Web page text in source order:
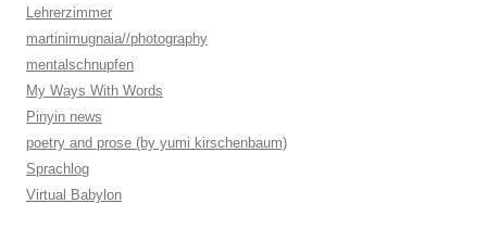
Lehrerzimmer
martinimugnaia//photography
mentalschnupfen
My Ways With Words
Pinyin news
poetry and prose (by yumi kirschenbaum)
Sprachlog
Virtual Babylon